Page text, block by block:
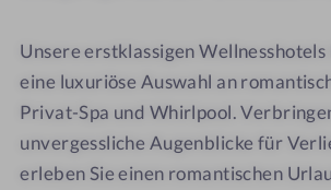
Unsere erstklassigen
eine luxuriöse Auswahl an
Privat-Spa und Whirlpool.
unvergessliche Augenblicke für
erleben Sie einen romantischen